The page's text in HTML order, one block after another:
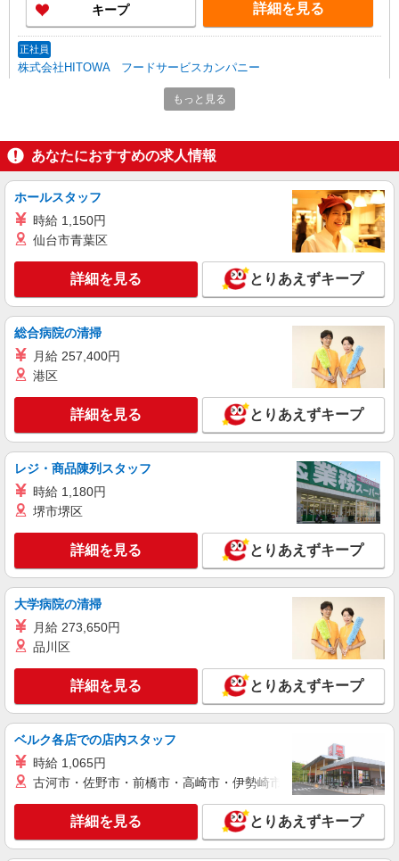
キープ 詳細を見る
正社員
株式会社HITOWA フードサービスカンパニー
福祉施設での調理師【正社員】
月給22万円〜27万円 ※給与は経験や前職給与
イリーゼ狭山・富士見 （埼玉県狭山市入間川
3155-1）
キープ 詳細を見る
アルバイト パート
株式会社HITOWA フードサービスカンパニー
福祉施設での調理補助【アルバイト・パート】
時給1,141円以上 ※経験によりスタート時給は
により時給を見直します。 ※アルバイト賞与（寸
志）：あり 年2回。勤続年数により金額UP。
イリーゼ狭山 （埼玉県狭山市笹井3-10-5）
詳細を見る
パート
株式会社HITOWA フードサービスカンパニー
福祉施設での調理補助【アルバイト・パート】
変動します。 ※AP評価制度：あり 年1回の評価
により時給を見直します。 ※アルバイト賞与（寸
志）：あり 年2回。勤続年数により金額UP。
イリーゼ狭山入曽 はなれ （埼玉県狭山市大字
南入曽西ノ前原877番-1）
キープ 詳細を見る
正社員
株式会社HITOWA フードサービスカンパニー
福祉施設での調理師（チーフ候補）【正社員】
月給25万円〜28万円 ※給与は経験や前職給与
に応じて決定します。 賞与年2回
南入曽西ノ前原877番-1）
キープ 詳細を見る
パート
株式会社HITOWA フードサービスカンパニー
福祉施設での調理補助【アルバイト・パート】
もっと見る
あなたにおすすめの求人情報
ホールスタッフ
時給 1,150円
仙台市青葉区
詳細を見る とりあえずキープ
総合病院の清掃
月給 257,400円
港区
詳細を見る とりあえずキープ
レジ・商品陳列スタッフ
時給 1,180円
堺市堺区
詳細を見る とりあえずキープ
大学病院の清掃
月給 273,650円
品川区
詳細を見る とりあえずキープ
ベルク各店での店内スタッフ
時給 1,065円
古河市・佐野市・前橋市・高崎市・伊勢崎市・太田市・館林市
詳細を見る とりあえずキープ